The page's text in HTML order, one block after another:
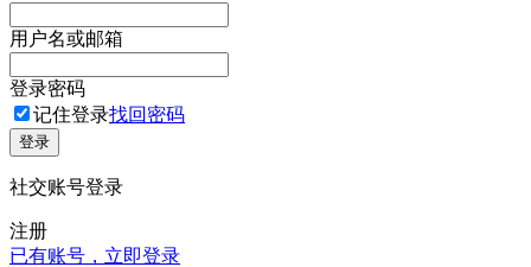
用户名或邮箱
登录密码
记住登录找回密码
登录
社交账号登录
注册
已有账号，立即登录